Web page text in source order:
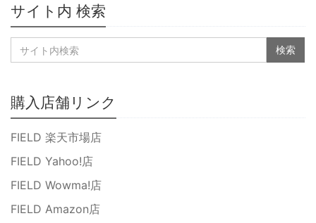
サイト内 検索
購入店舗リンク
FIELD 楽天市場店
FIELD Yahoo!店
FIELD Wowma!店
FIELD Amazon店